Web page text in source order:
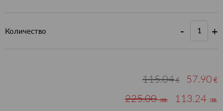
Количество - +
115.04€ 57.90 €
225.00лв. 113.24 лв.